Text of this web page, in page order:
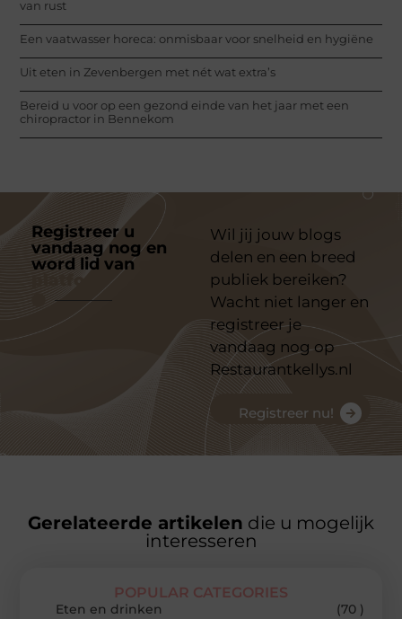
van rust
Een vaatwasser horeca: onmisbaar voor snelheid en hygiëne
Uit eten in Zevenbergen met nét wat extra’s
Bereid u voor op een gezond einde van het jaar met een
chiropractor in Bennekom
Registreer u
vandaag nog en
word lid van
platform
Wil jij jouw blogs
delen en een breed
publiek bereiken?
Wacht niet langer en
registreer je
vandaag nog op
Restaurantkellys.nl
Registreer nu!
Gerelateerde artikelen die u mogelijk
interesseren
POPULAR CATEGORIES
Eten en drinken
(70 )